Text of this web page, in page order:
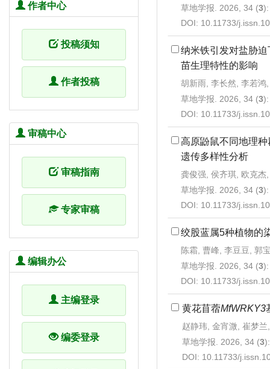
草地学报. 2026, 34 (3
DOI: 10.11733/
纳米铁引发对盐胁
苗生理特性的影响
胡新雨, 李长然, 李若鸿
草地学报. 2026, 34 (3
DOI: 10.11733/
高原鼢鼠不同地理种
遗传多样性分析
龚俊强, 侯齐琪, 欧克杰
草地学报. 2026, 34 (3
DOI: 10.11733/
绞股蓝属5种植物的
陈霜, 曹峰, 李豆豆, 郭
草地学报. 2026, 34 (3
DOI: 10.11733/
黄花苜蓿MfWRKY3
赵静玮, 金宵溦, 崔梦兰
草地学报. 2026, 34 (3
DOI: 10.11733/
作者中心
投稿须知
作者投稿
审稿中心
审稿指南
专家审稿
编辑办公
主编登录
编委登录